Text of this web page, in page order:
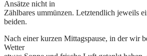
Ansätze nicht in
Zählbares ummünzen. Letztendlich jeweils
beiden.
Nach einer kurzen Mittagspause, in der wir
Wetter